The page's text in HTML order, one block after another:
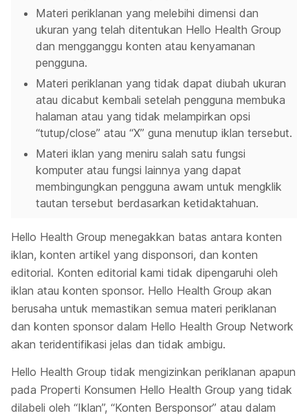
Materi periklanan yang melebihi dimensi dan
ukuran yang telah ditentukan Hello Health Group
dan mengganggu konten atau kenyamanan
pengguna.
Materi periklanan yang tidak dapat diubah ukuran
atau dicabut kembali setelah pengguna membuka
halaman atau yang tidak melampirkan opsi
“tutup/close” atau “X” guna menutup iklan tersebut.
Materi iklan yang meniru salah satu fungsi
komputer atau fungsi lainnya yang dapat
membingungkan pengguna awam untuk mengklik
tautan tersebut berdasarkan ketidaktahuan.
Hello Health Group menegakkan batas antara konten
iklan, konten artikel yang disponsori, dan konten
editorial. Konten editorial kami tidak dipengaruhi oleh
iklan atau konten sponsor. Hello Health Group akan
berusaha untuk memastikan semua materi periklanan
dan konten sponsor dalam Hello Health Group Network
akan teridentifikasi jelas dan tidak ambigu.
Hello Health Group tidak mengizinkan periklanan apapun
pada Properti Konsumen Hello Health Group yang tidak
dilabeli oleh “Iklan”, “Konten Bersponsor” atau dalam